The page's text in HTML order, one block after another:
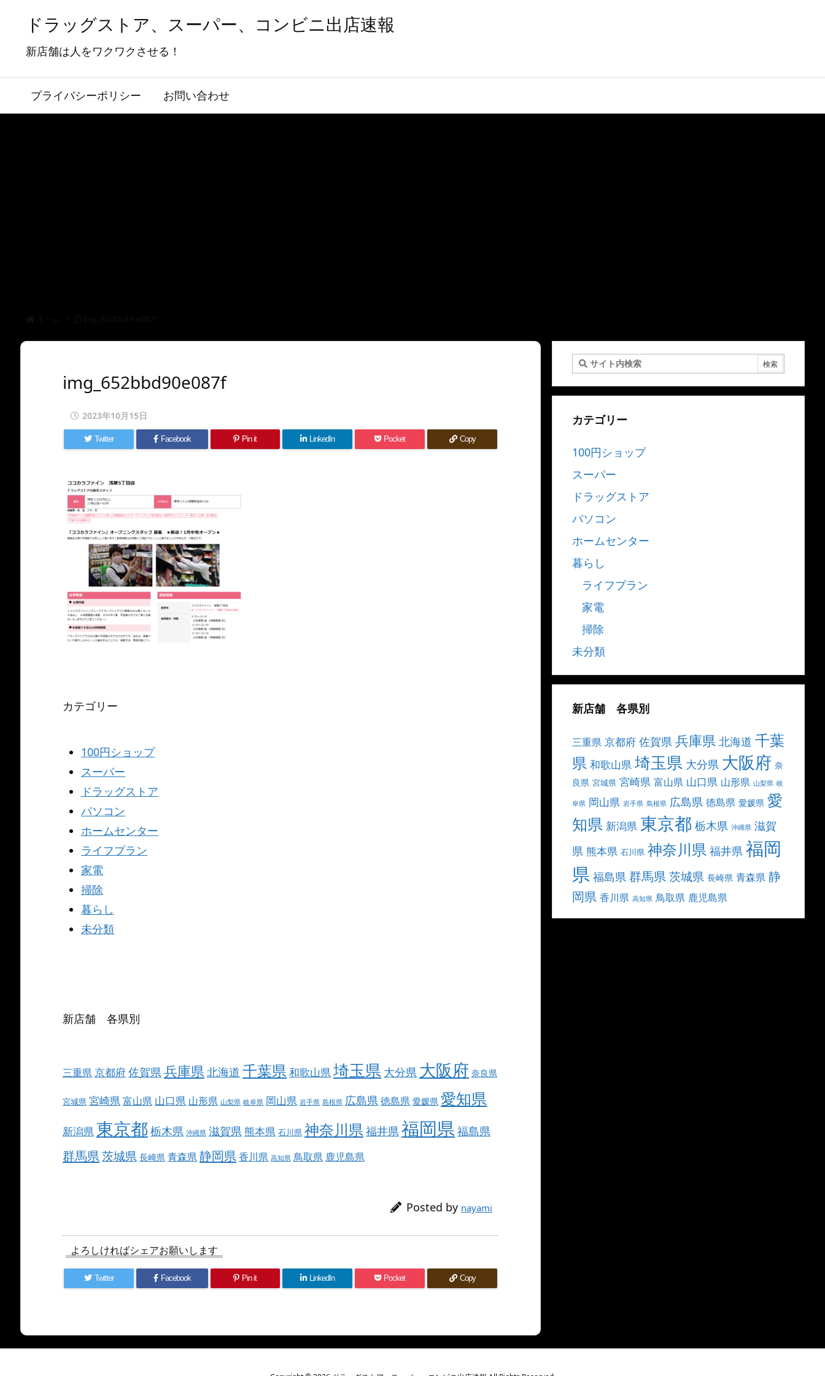
ドラッグストア、スーパー、コンビニ出店速報
新店舗は人をワクワクさせる！
プライバシーポリシー お問い合わせ
img_652bbd90e087f
2023年10月15日
Twitter Facebook Pin it LinkedIn Pocket Copy
カテゴリー
100円ショップ
スーパー
ドラッグストア
パソコン
ホームセンター
ライフプラン
家電
掃除
暮らし
未分類
新店舗 各県別
三重県京都府佐賀県 兵庫県北海道 千葉県 和歌山県 埼玉県 大分県 大阪府 奈良県
宮城県 宮崎県 富山県 山口県 山形県 山梨県 岐阜県 岡山県 岩手県 島根県 広島県 徳島県 愛媛県 愛知県
新潟県 東京都 栃木県 沖縄県 滋賀県 熊本県 石川県 神奈川県 福井県 福岡県福島県
群馬県茨城県 長崎県 青森県静岡県 香川県 高知県 鳥取県 鹿児島県
Posted by nayami
よろしければシェアお願いします
Twitter Facebook Pin it LinkedIn Pocket Copy
カテゴリー
100円ショップ
スーパー
ドラッグストア
パソコン
ホームセンター
暮らし
ライフプラン
家電
掃除
未分類
新店舗 各県別
三重県 京都府 佐賀県 兵庫県 北海道 千葉
県 和歌山県 埼玉県 大分県 大阪府 奈
良県 宮城県 宮崎県 富山県 山口県 山形県 山梨県 岐
阜県 岡山県 岩手県 島根県 広島県 徳島県 愛媛県 愛
知県 新潟県 東京都 栃木県 沖縄県 滋賀
県 熊本県 石川県 神奈川県 福井県 福岡
県 福島県 群馬県茨城県 長崎県 青森県 静
岡県 香川県 高知県 鳥取県 鹿児島県